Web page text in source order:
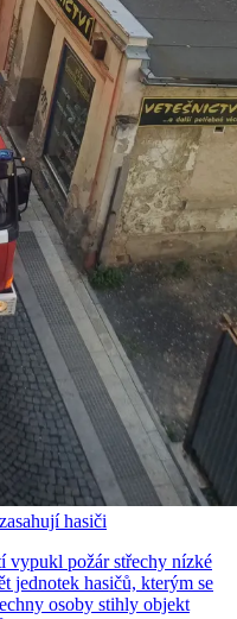
hasiči
vypukl požár střechy nízké
jednotek hasičů, kterým se
osoby stihly objekt